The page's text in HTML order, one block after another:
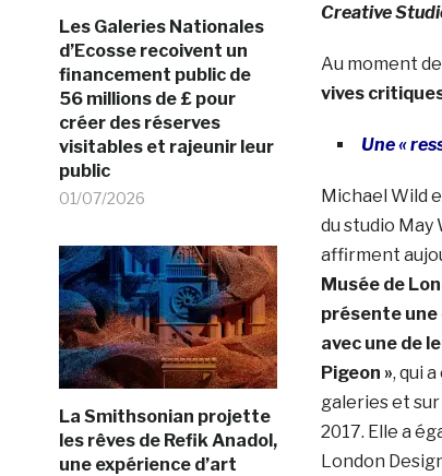
Les Galeries Nationales
d’Ecosse recoivent un
financement public de
56 millions de £ pour
créer des réserves
visitables et rajeunir leur
public
01/07/2026
La Smithsonian projette
les rêves de Refik Anadol,
une expérience d’art
Creative
Au moment
vives
Une «
Michael Wild
du studio May
affirment
Musée de
présente une
avec une de
Pigeon », qui
galeries et
2017. Elle a
London